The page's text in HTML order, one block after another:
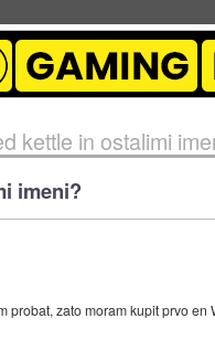
kettle in ostalimi
imeni?
zato moram kupit prvo